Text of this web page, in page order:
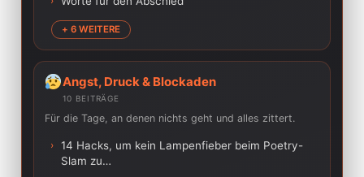
+ 6 WEITERE
Angst, Druck & Blockaden
10 BEITRÄGE
Für die Tage, an denen nichts geht und alles zittert.
› 14 Hacks, um kein Lampenfieber beim Poetry-
Slam zu…